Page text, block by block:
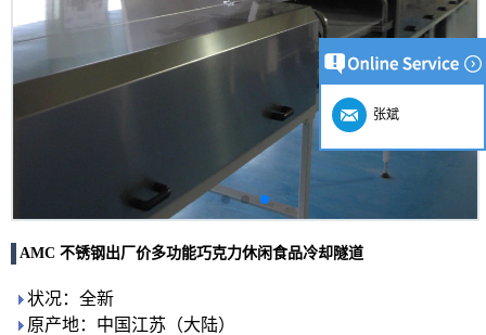
AMC 不锈钢出厂价多功能巧克力休闲食品冷却隧道
状况：全新
原产地：中国江苏（大陆）
张斌